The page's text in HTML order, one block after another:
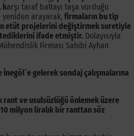
karşı taraf baltayı taşa vurduğu
arayarak, firmaların bu tip
etüt projelerini değiştirmek suretiyle
ifade etmiştir. Dolayısıyla
Firması Sahibi Ayhan
gelerek sondaj çalışmalarına
rant ve usulsüzlüğü önlemek üzere
milyon liralık bir ranttan söz